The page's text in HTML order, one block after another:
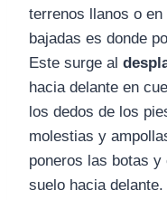
terrenos llanos o
bajadas es donde
Este surge al
hacia delante en
los dedos de los
molestias y
poneros las botas y
suelo hacia